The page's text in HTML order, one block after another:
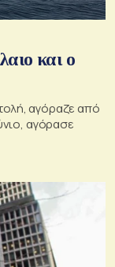
και ο
αγόραζε από
αγόρασε